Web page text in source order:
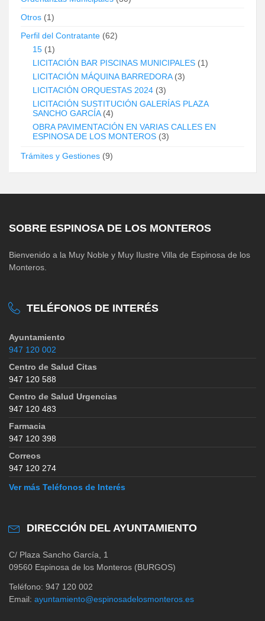
Otros (1)
Perfil del Contratante (62)
15 (1)
LICITACIÓN BAR PISCINAS MUNICIPALES (1)
LICITACIÓN MÁQUINA BARREDORA(3)
LICITACIÓN ORQUESTAS 2024 (3)
LICITACIÓN SUSTITUCIÓN GALERÍAS PLAZA
SANCHO GARCÍA(4)
OBRA PAVIMENTACIÓN EN VARIAS CALLES EN
ESPINOSA DE LOS MONTEROS (3)
Trámites y Gestiones (9)
SOBRE ESPINOSA DE LOS MONTEROS
Bienvenido a la Muy Noble y Muy Ilustre Villa de Espinosa de los
Monteros.
TELÉFONOS DE INTERÉS
Ayuntamiento
947 120 002
Centro de Salud Citas
947 120 588
Centro de Salud Urgencias
947 120 483
Farmacia
947 120 398
Correos
947 120 274
Ver más Teléfonos de Interés
DIRECCIÓN DEL AYUNTAMIENTO
C/ Plaza Sancho García, 1
09560 Espinosa de los Monteros (BURGOS)
Teléfono: 947 120 002
Email: ayuntamiento@espinosadelosmonteros.es